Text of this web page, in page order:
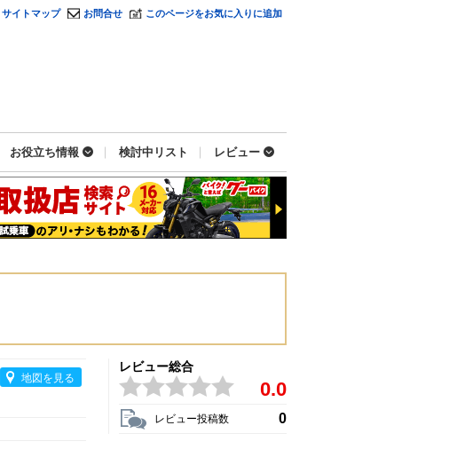
サイトマップ お問合せ このページをお気に入りに追加
お役立ち情報 検討中リスト レビュー
地図を見る
レビュー総合
0.0
レビュー投稿数 0